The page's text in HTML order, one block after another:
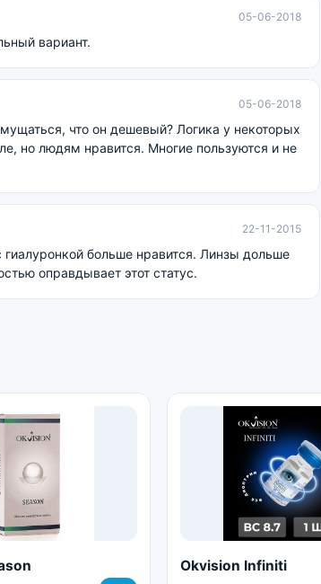
05-06-2018
вариант.
05-06-2018
что он дешевый? Логика у некоторых
но людям нравится. Многие пользуются и не
22-11-2015
больше нравится. Линзы дольше
оправдывает этот статус.
Okvision Infiniti